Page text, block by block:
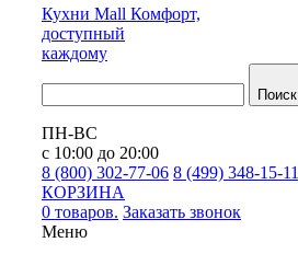
Кухни Mall Комфорт,
доступный
каждому
Поиск
ПН-ВС
с 10:00 до 20:00
8 (800) 302-77-06 8 (499) 348-15-11
КОРЗИНА
0 товаров. Заказать звонок
Меню